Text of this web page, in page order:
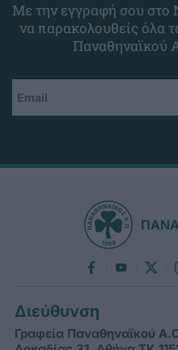
Με την εγγραφή σου στο
να παρακολουθείς όλα
Παναθηναϊκού
Διεύθυνση
Γραφεία Παναθηναϊκού